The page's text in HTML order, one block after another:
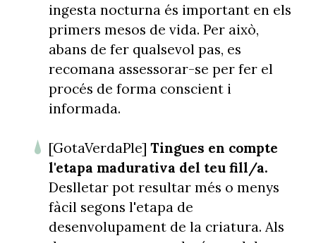
ingesta nocturna és important en els
primers mesos de vida. Per això,
abans de fer qualsevol pas, es
recomana assessorar-se per fer el
procés de forma conscient i
informada.
[GotaVerdaPle] Tingues en compte
l'etapa madurativa del teu fill/a.
Deslletar pot resultar més o menys
fàcil segons l'etapa de
desenvolupament de la criatura. Als